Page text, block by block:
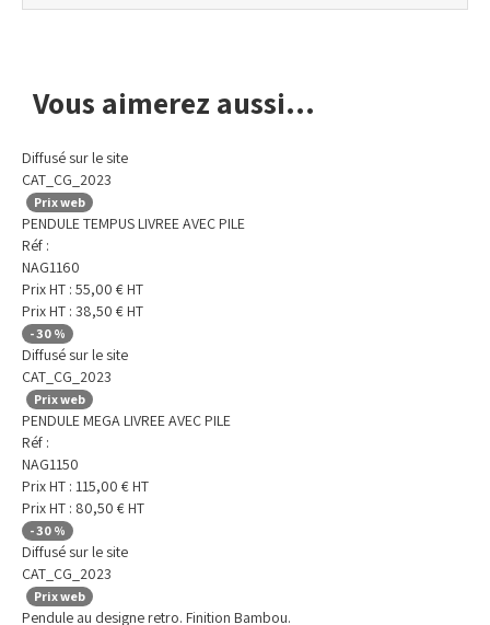
Vous aimerez aussi...
Diffusé sur le site
CAT_CG_2023
Prix web
PENDULE TEMPUS LIVREE AVEC PILE
Réf :
NAG1160
Prix HT : 55,00 € HT
Prix HT : 38,50 € HT
-30 %
Diffusé sur le site
CAT_CG_2023
Prix web
PENDULE MEGA LIVREE AVEC PILE
Réf :
NAG1150
Prix HT : 115,00 € HT
Prix HT : 80,50 € HT
-30 %
Diffusé sur le site
CAT_CG_2023
Prix web
Pendule au designe retro. Finition Bambou.